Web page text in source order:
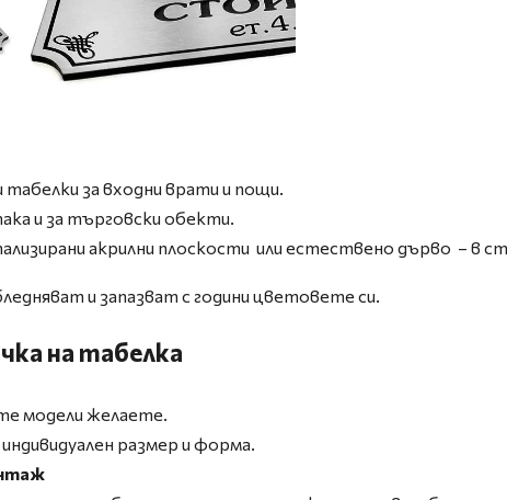
за входни врати и пощи.
и за търговски обекти.
акрилни плоскости или естествено дърво – в
и запазват с години цветовете си.
на табелка
модели желаете.
размер и форма.